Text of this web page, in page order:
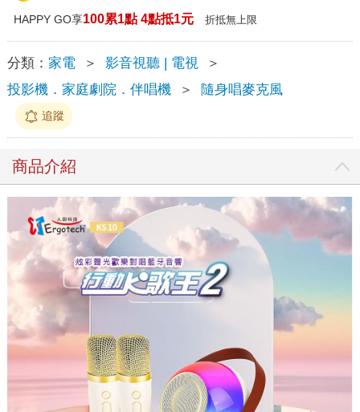
HAPPY GO享100累1點 4點抵1元 折抵無上限
分類： 家電 ＞ 影音視聽 | 電視
＞
投影機．家庭劇院．伴唱機
＞ 隨身唱麥克風
追蹤
商品介紹